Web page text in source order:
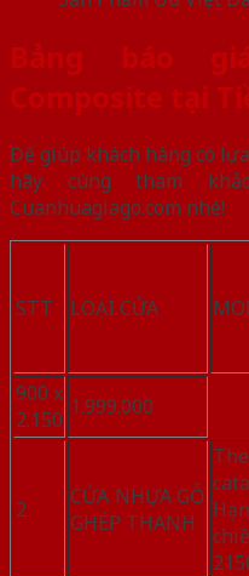
Bảng báo
Composite tại
Để giúp khách hàng có lựa
hãy cùng tham
Cuanhuagiago.com nhé!
STT LOẠI CỬA
900 x
2.150 1.999.000
2
CỬA NHỰA GỖ
GHÉP THANH